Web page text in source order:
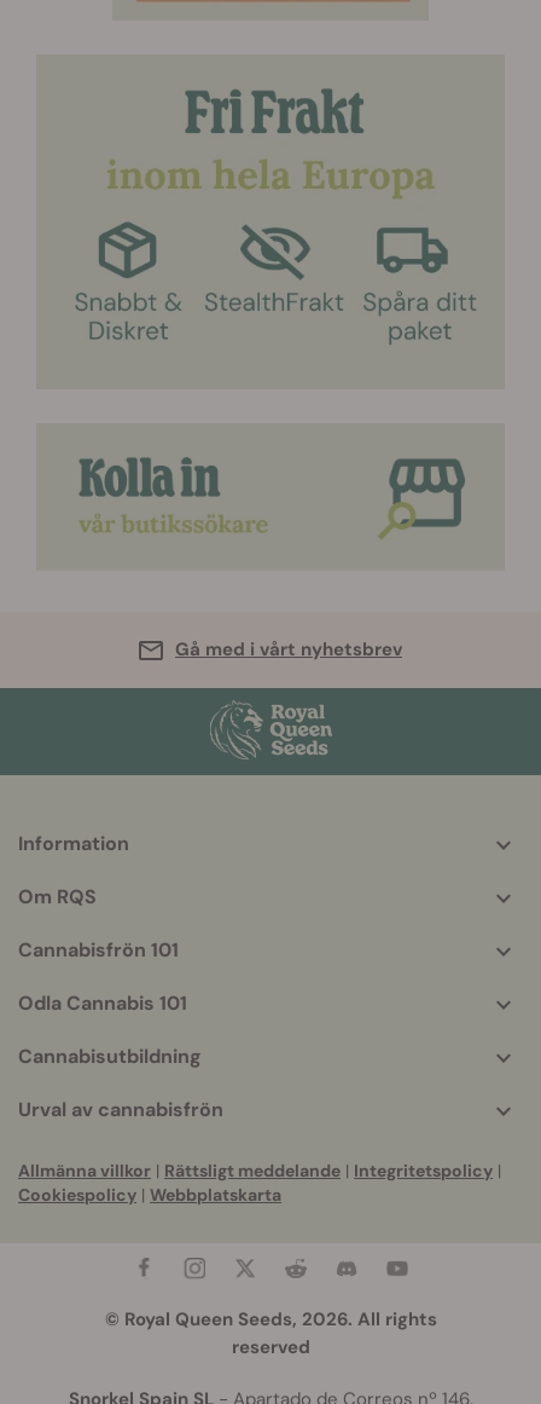
Gå med i vårt nyhetsbrev
info
Information
Om RQS
Cannabisfrön 101
Odla Cannabis 101
Cannabisutbildning
Urval av cannabisfrön
Allmänna villkor | Rättsligt meddelande | Integritetspolicy |
Cookiespolicy | Webbplatskarta
© Royal Queen Seeds, 2026. All rights
reserved